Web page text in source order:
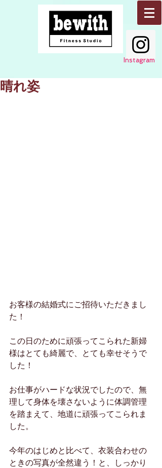
Instagram
晴れ姿
お客様の結婚式にご招待いただきまし
た！
この日のために頑張ってこられた新婦
様はとても綺麗で、とても幸せそうで
した！
お仕事がハードな状況でしたので、無
理して身体を壊さないように体調管理
を踏まえて、地道に頑張ってこられま
した。
今年のはじめと比べて、衣装合わせの
ときの写真が全然違う！と、しっかり